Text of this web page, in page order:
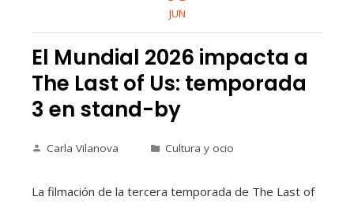
JUN
El Mundial 2026 impacta a
The Last of Us: temporada
3 en stand-by
Carla Vilanova Cultura y ocio
La filmación de la tercera temporada de The Last of